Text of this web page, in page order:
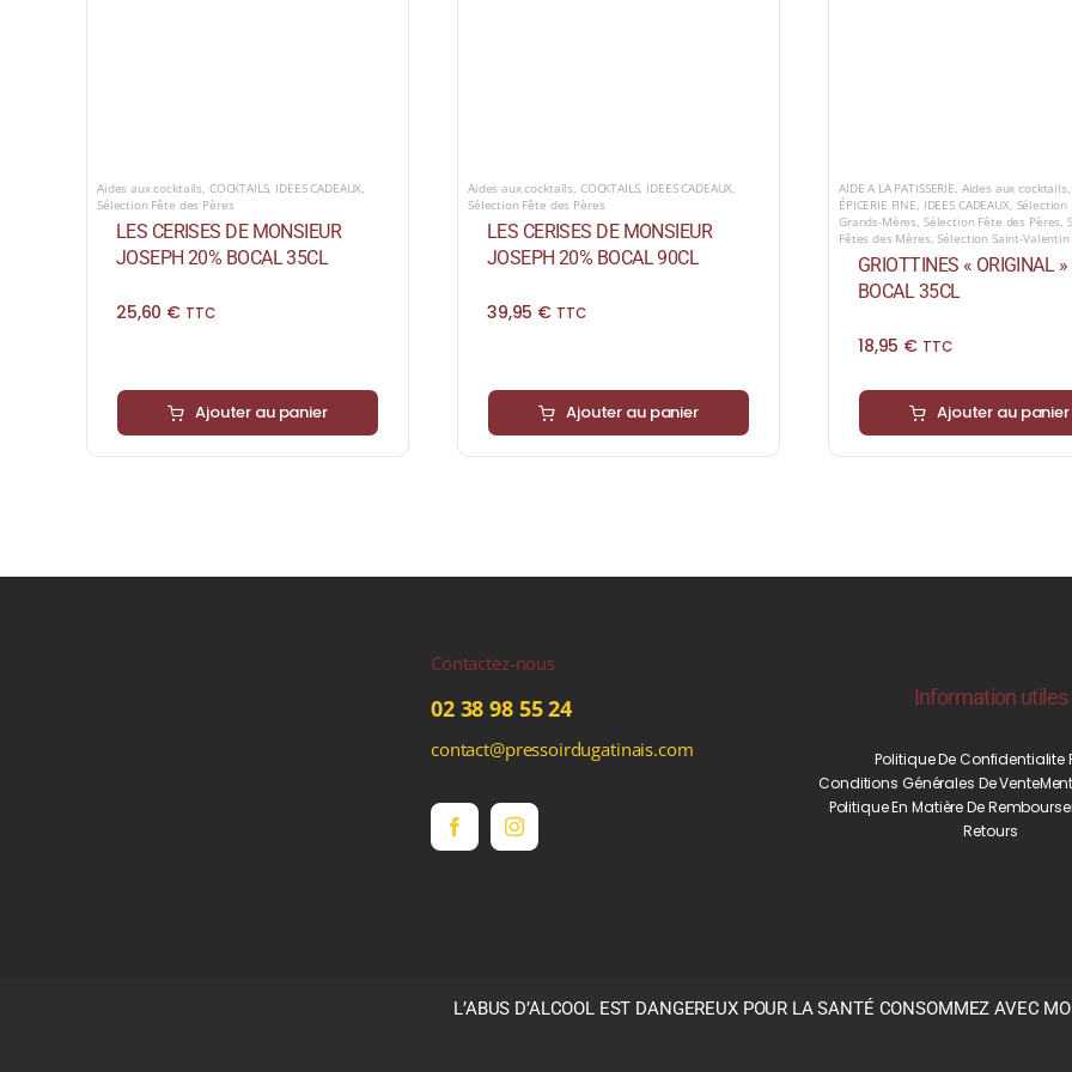
Aides aux cocktails, COCKTAILS, IDEES CADEAUX,
Sélection Fête des Pères
LES CERISES DE MONSIEUR
JOSEPH 20% BOCAL 35CL
25,60 € TTC
Ajouter au panier
Aides aux cocktails, COCKTAILS, IDEES CADEAUX,
Sélection Fête des Pères
LES CERISES DE MONSIEUR
JOSEPH 20% BOCAL 90CL
39,95 € TTC
Ajouter au panier
AIDE A LA PATISSERIE, Aides aux cocktails,
ÉPICERIE FINE, IDEES CADEAUX, Sélection
Grands-Mères, Sélection Fête des Pères,
Fêtes des Mères,Sélection Saint-Valentin
GRIOTTINES « ORIGINAL »
BOCAL 35CL
18,95 € TTC
Ajouter au panier
Contactez-nous
02 38 98 55 24
contact@pressoirdugatinais.com
Information utiles
Politique De Confidentialite
Conditions Générales De Vente
Politique En Matière De
Retours
L’ABUS D’ALCOOL EST DANGEREUX POUR LA SANTÉ CONSOMMEZ AVEC